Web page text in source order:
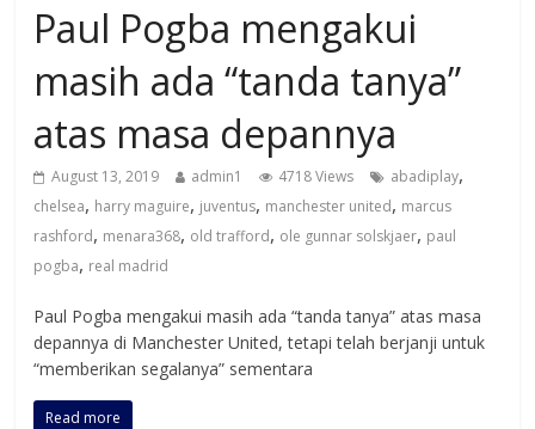
Paul Pogba mengakui
masih ada “tanda tanya”
atas masa depannya
August 13, 2019 admin1 4718 Views abadiplay,
chelsea, harry maguire, juventus, manchester united, marcus
rashford, menara368, old trafford, ole gunnar solskjaer, paul
pogba, real madrid
Paul Pogba mengakui masih ada “tanda tanya” atas masa
depannya di Manchester United, tetapi telah berjanji untuk
“memberikan segalanya” sementara
Read more